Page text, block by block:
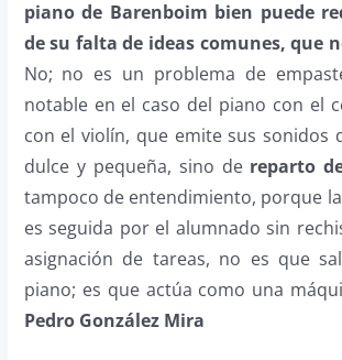
piano de Barenboim bien puede
de su falta de ideas comunes, que
No; no es un problema de
notable en el caso del piano con el
con el violín, que emite sus sonidos
dulce y pequeña, sino de reparto
tampoco de entendimiento, porque
es seguida por el alumnado sin
asignación de tareas, no es que
piano; es que actúa como una
Pedro González Mira